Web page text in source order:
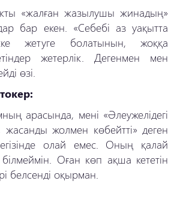
«жалған жазылушы жинадың»
бар екен. «Себебі аз уақытта
жетуге болатынын, жоққа
жетерлік. Дегенмен мен
өзі.
арасында, мені «Әлеужелідегі
жолмен көбейтті» деген
олай емес. Оның қалай
Оған көп ақша кететін
белсенді оқырман.